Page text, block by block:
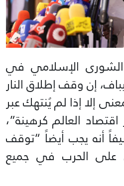
الإسلامي في
إن وقف إطلاق النار
إلا إذا لم يُنتهك عبر
العالم كرهينة”،
أنه يجب أيضاً “توقف
على الحرب في جميع